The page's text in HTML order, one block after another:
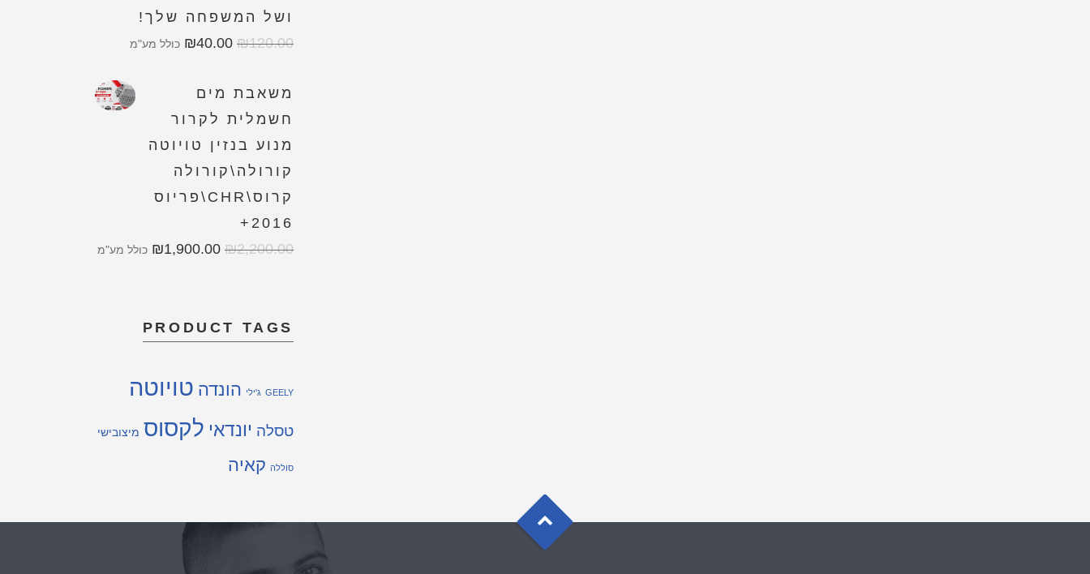
ושל המשפחה שלך!
₪120.00
₪40.00 כולל מע"מ
משאבת מים
חשמלית לקרור
מנוע בנזין טויוטה
קורולה\קורולה
קרוס\CHR\פריוס
2016+
₪2,200.00
₪1,900.00 כולל מע"מ
PRODUCT TAGS
GEELY ג'ילי הונדה טויוטה
טסלה יונדאי לקסוס מיצובישי
סוללה קאיה
G
o
t
o
T
o
p